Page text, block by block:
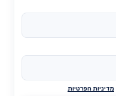
מדיניות הפרטיות